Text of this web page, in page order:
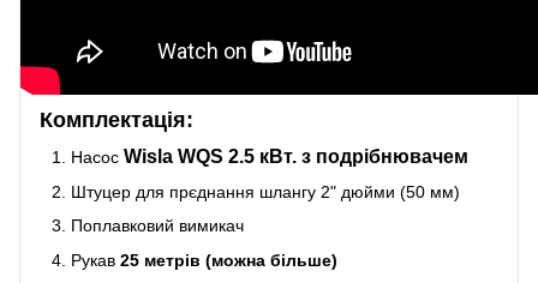
Комплектація:
Насос Wisla WQS 2.5 кВт. з подрібнювачем
Штуцер для прєднання шлангу 2" дюйми (50 мм)
Поплавковий вимикач
Рукав 25 метрів (можна більше)